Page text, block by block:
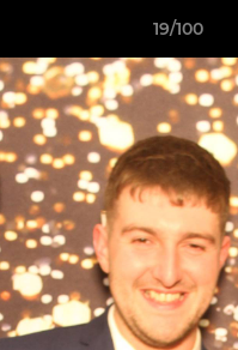
19/100